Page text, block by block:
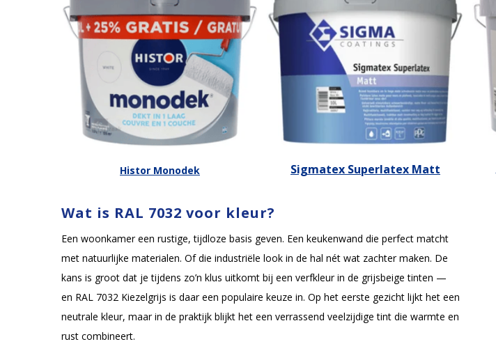
Histor Monodek Sigmatex Superlatex Matt
Wat is RAL 7032 voor kleur?
Een woonkamer een rustige, tijdloze basis geven. Een keukenwand die perfect matcht
met natuurlijke materialen. Of die industriële look in de hal nét wat zachter maken. De
kans is groot dat je tijdens zo’n klus uitkomt bij een verfkleur in de grijsbeige tinten —
en RAL 7032 Kiezelgrijs is daar een populaire keuze in. Op het eerste gezicht lijkt het een
neutrale kleur, maar in de praktijk blijkt het een verrassend veelzijdige tint die warmte en
rust combineert.